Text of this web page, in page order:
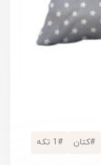
#کتان #1 تکه